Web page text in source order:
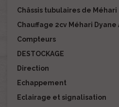
Châssis tubulaires de Méhari
Chauffage 2cv Méhari Dyane
Compteurs
DESTOCKAGE
Direction
Echappement
Eclairage et signalisation